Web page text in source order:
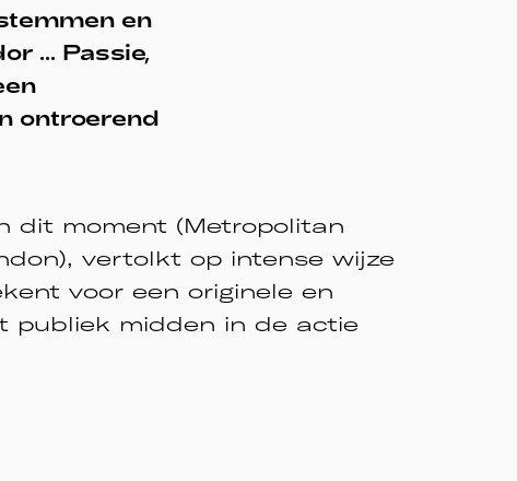
en
... Passie,
ontroerend
dit moment (Metropolitan
vertolkt op intense wijze
voor een originele en
publiek midden in de actie